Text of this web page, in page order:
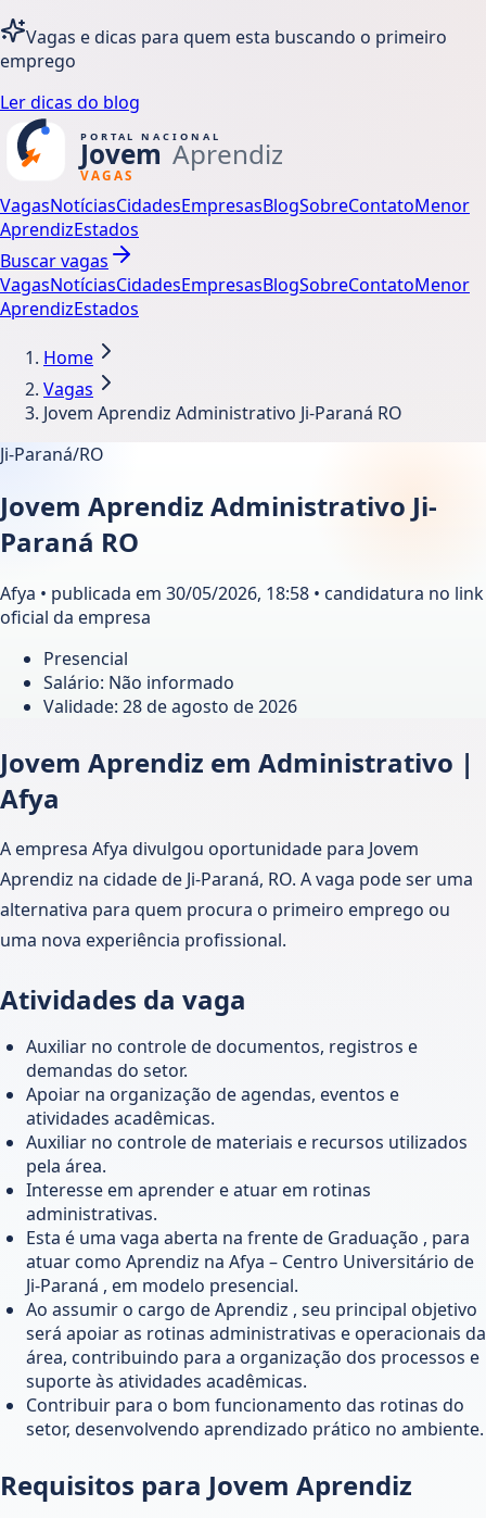
Vagas e dicas para quem esta buscando o primeiro
emprego
Ler dicas do blog
VagasNotíciasCidadesEmpresasBlogSobreContatoMenor
AprendizEstados
Buscar vagas
VagasNotíciasCidadesEmpresasBlogSobreContatoMenor
AprendizEstados
Home
Vagas
Jovem Aprendiz Administrativo Ji-Paraná RO
Ji-Paraná/RO
Jovem Aprendiz Administrativo Ji-
Paraná RO
Afya • publicada em 30/05/2026, 18:58 • candidatura no link
oficial da empresa
Presencial
Salário: Não informado
Validade: 28 de agosto de 2026
Jovem Aprendiz em Administrativo |
Afya
A empresa Afya divulgou oportunidade para Jovem
Aprendiz na cidade de Ji-Paraná, RO. A vaga pode ser uma
alternativa para quem procura o primeiro emprego ou
uma nova experiência profissional.
Atividades da vaga
Auxiliar no controle de documentos, registros e
demandas do setor.
Apoiar na organização de agendas, eventos e
atividades acadêmicas.
Auxiliar no controle de materiais e recursos utilizados
pela área.
Interesse em aprender e atuar em rotinas
administrativas.
Esta é uma vaga aberta na frente de Graduação , para
atuar como Aprendiz na Afya – Centro Universitário de
Ji-Paraná , em modelo presencial.
Ao assumir o cargo de Aprendiz , seu principal objetivo
será apoiar as rotinas administrativas e operacionais da
área, contribuindo para a organização dos processos e
suporte às atividades acadêmicas.
Contribuir para o bom funcionamento das rotinas do
setor, desenvolvendo aprendizado prático no ambiente.
Requisitos para Jovem Aprendiz